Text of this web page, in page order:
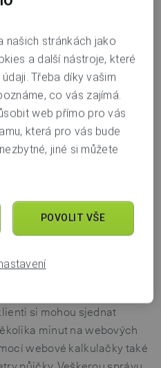
od 5 tisíc do
12 měsíců až 10 let.
Zonky rekordní,
hodnotě přes 6,5 miliardy
více než
oceňují jednoduchost
se snažíme vždy
a tak minimální sazbu
půjček a pojištění Air Bank
si mohou sjednat
minut na webových
webové kalkulačky také
našich stránkách jako
a další nástroje, které
Třeba díky vašim
co vás zajímá.
web přímo pro vás
která pro vás bude
jiné si můžete
POVOLIT VŠE